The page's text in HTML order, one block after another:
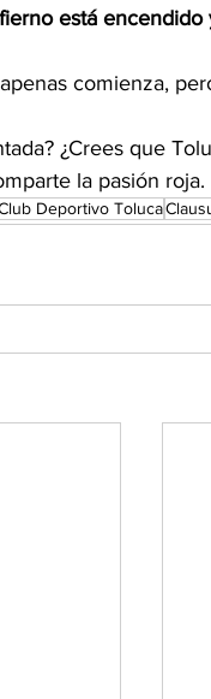
está
comienza,
¿Crees que
la pasión roja.
Deportivo Toluca